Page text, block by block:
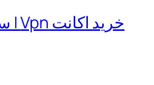
خرید اکانت Vpn | ساکس پروکسی | فیلترشکن